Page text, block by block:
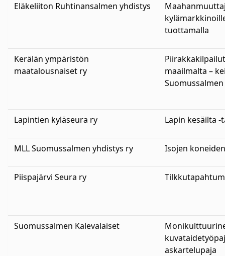
Eläkeliiton Ruhtinansalmen yhdistys
tuottamalla
Kerälän ympäristön
maatalousnaiset ry
maailmalta –
Lapintien kyläseura ry Lapin kesäilta
MLL Suomussalmen yhdistys ry Isojen
Piispajärvi Seura ry
Suomussalmen Kalevalaiset
askartelupaja